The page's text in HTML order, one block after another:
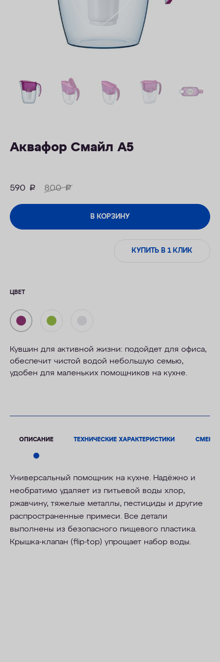
Аквафор Смайл А5
590 руб. 800руб.
В КОРЗИНУ
КУПИТЬ В 1 КЛИК
ЦВЕТ
Кувшин для активной жизни: подойдет для офиса,
обеспечит чистой водой небольшую семью,
удобен для маленьких помощников на кухне.
ОПИСАНИЕ ТЕХНИЧЕСКИЕ ХАРАКТЕРИСТИКИ
Универсальный помощник на кухне. Надёжно и
необратимо удаляет из питьевой воды хлор,
ржавчину, тяжелые металлы, пестициды и другие
распространенные примеси. Все детали
выполнены из безопасного пищевого пластика.
Крышка-клапан (flip-top) упрощает набор воды.